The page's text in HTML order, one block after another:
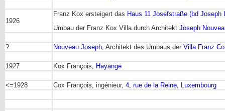
1926
Franz Kox ersteigert das Haus 11 Josefstraße (bd Joseph
Umbau der Franz Kox Villa durch Architekt Joseph
? Nouveau Joseph, Architekt des Umbaus der Villa Franz
1927 Kox François, Hayange
<=1928 Cox François, ingénieur, 4, rue de la Reine, Luxembourg